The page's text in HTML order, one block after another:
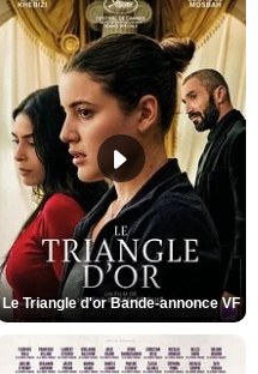
Le Triangle d'or Bande-annonce VF